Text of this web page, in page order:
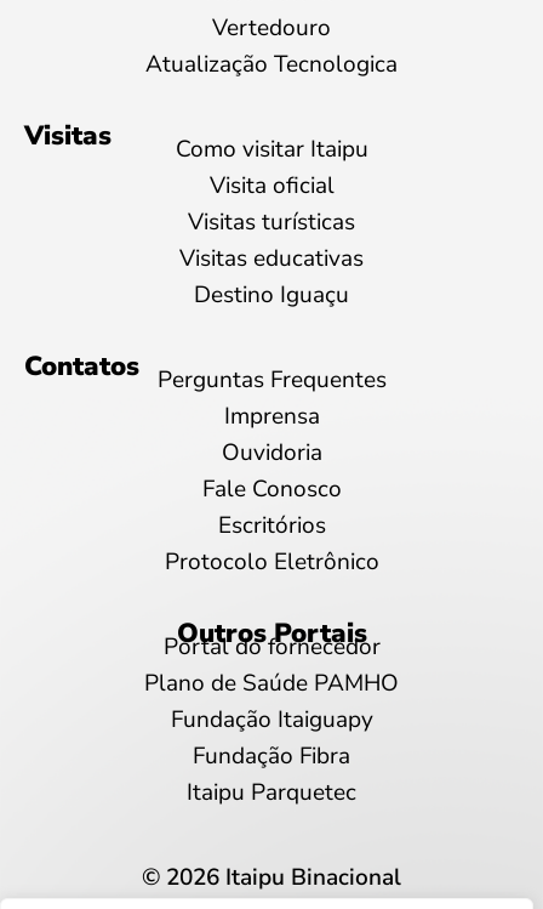
Vertedouro
Atualização Tecnologica
Visitas
Como visitar Itaipu
Visita oficial
Visitas turísticas
Visitas educativas
Destino Iguaçu
Contatos
Perguntas Frequentes
Imprensa
Ouvidoria
Fale Conosco
Escritórios
Protocolo Eletrônico
Outros Portais
Portal do fornecedor
Plano de Saúde PAMHO
Fundação Itaiguapy
Fundação Fibra
Itaipu Parquetec
© 2026 Itaipu Binacional